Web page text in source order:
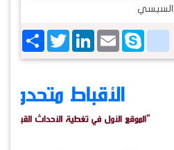
السيسي
ShareTwitterLinkedIn EmailSkype
google_bookmarks